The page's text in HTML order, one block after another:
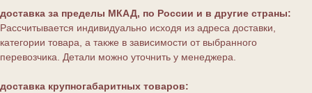
доставка за пределы МКАД, по России и в другие страны:
Рассчитывается индивидуально исходя из адреса доставки,
категории товара, а также в зависимости от выбранного
перевозчика. Детали можно уточнить у менеджера.
доставка крупногабаритных товаров: